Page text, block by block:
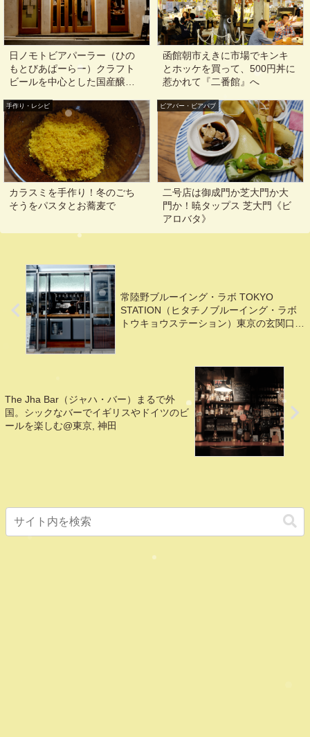
日ノモトビアパーラー（ひの
もとびあぱーらー）クラフト
ビールを中心とした国産醸造
神保町, 御茶ノ水, 水道橋
函館朝市えきに市場でキンキ
とホッケを買って、500円丼に
惹かれて『二番館』へ
手作り・レシピ
カラスミを手作り！冬のごち
そうをパスタとお蕎麦で
ビアバー・ビアパブ
二号店は御成門か芝大門か大
門か！暁タップス 芝大門《ビ
アロバタ》
常陸野ブルーイング・ラボ TOKYO
STATION（ヒタチノブルーイング・ラボ
トウキョウステーション）東京の玄関口
The Jha Bar（ジャハ・バー）まるで外
国。シックなバーでイギリスやドイツのビ
ールを楽しむ@東京, 神田